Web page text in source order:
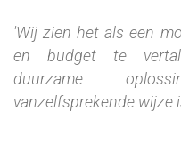
'Wij zien het als een
en budget te
duurzame
vanzelfsprekende wijze